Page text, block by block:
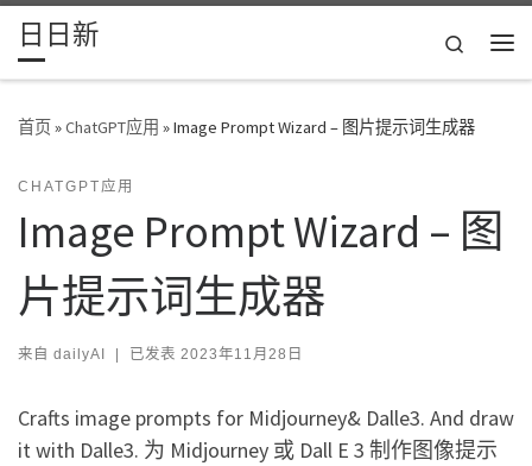
Skip to content
日日新
Search
首页»ChatGPT应用 »Image Prompt Wizard – 图片提示词生成器
CHATGPT应用
Image Prompt Wizard – 图
片提示词生成器
来自 dailyAI | 已发表 2023年11月28日
Crafts image prompts for Midjourney& Dalle3. And draw
it with Dalle3. 为 Midjourney 或 Dall E 3 制作图像提示